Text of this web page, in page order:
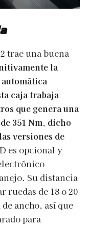
trae una buena
la
caja trabaja
que genera una
351 Nm, dicho
versiones de
es opcional y
Su distancia
ruedas de 18 o 20
ancho, así que
para